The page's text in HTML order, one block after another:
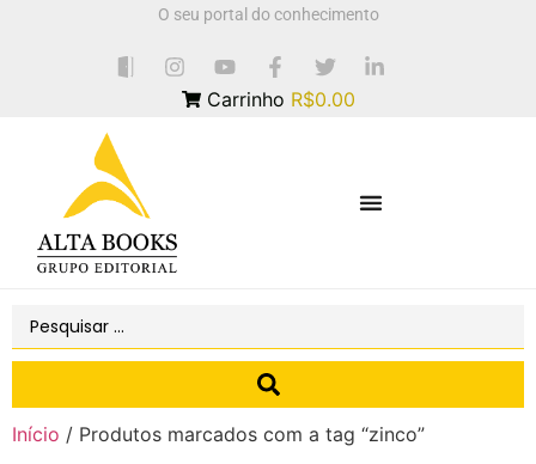
O seu portal do conhecimento
Carrinho R$0.00
Início / Produtos marcados com a tag “zinco”